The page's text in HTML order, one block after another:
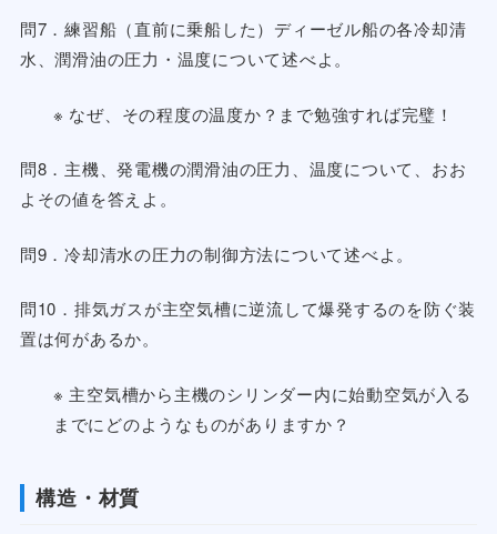
問7．練習船（直前に乗船した）ディーゼル船の各冷却清
水、潤滑油の圧力・温度について述べよ。
※ なぜ、その程度の温度か？まで勉強すれば完璧！
問8．主機、発電機の潤滑油の圧力、温度について、おお
よその値を答えよ。
問9．冷却清水の圧力の制御方法について述べよ。
問10．排気ガスが主空気槽に逆流して爆発するのを防ぐ装
置は何があるか。
※ 主空気槽から主機のシリンダー内に始動空気が入る
までにどのようなものがありますか？
構造・材質